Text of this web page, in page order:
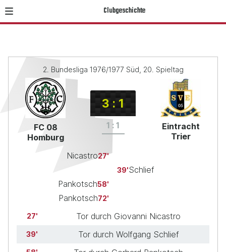
Clubgeschichte
2. Bundesliga 1976/1977 Süd, 20. Spieltag
FC 08
Homburg
3 : 1
1 : 1
Eintracht
Trier
Nicastro27
Schlief
39
Pankotsch58
Pankotsch72
27 Tor durch Giovanni Nicastro
39 Tor durch Wolfgang Schlief